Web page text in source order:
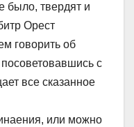
было, твердят и
Орест
говорить об
с
все сказанное
или можно